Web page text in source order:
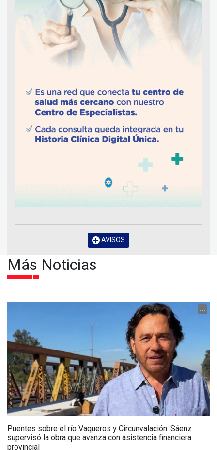
AVISOS
Más Noticias
...
Puentes sobre el río Vaqueros y Circunvalación: Sáenz
supervisó la obra que avanza con asistencia financiera
provincial